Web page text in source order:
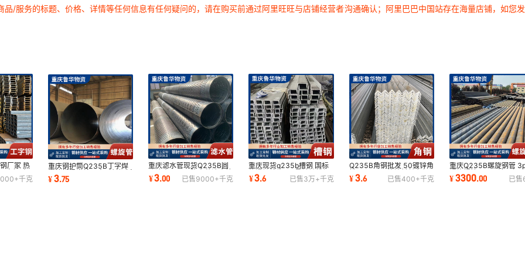
/服务的标题、价格、详情等任何信息有任何疑问的，请在购买前通过阿里旺旺与店铺经营者沟通确认；阿里巴巴中国站存在海量店铺，如您
厂家 热
千克
重庆钢护筒Q235B丁字焊
卷管桥梁立柱用大口径钢板
卷管钢管桩
¥3.75
重庆滤水管现货Q235B圆
孔滤水器325降水井滤水管
井壁管花管声测管
¥3.00 已售9000+千克
重庆现货q235b槽钢 国标
热浸锌槽钢 14号镀锌槽钢
工业建筑槽钢
¥3.6 已售3万+千克
Q235B角钢批发 50镀锌角
铁 75*50不等边镀锌角钢
幕墙不锈钢角钢
¥3.6 已售400+千克
重庆Q235B螺旋钢管
螺旋焊管 8710涂层加
防腐螺旋钢管
¥3300.00 已售